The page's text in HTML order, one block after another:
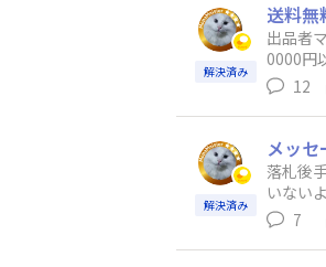
解決済み
送料無
出品者マル
0000円
12
解決済み
メッセ
落札後手続
いない
の方が
7